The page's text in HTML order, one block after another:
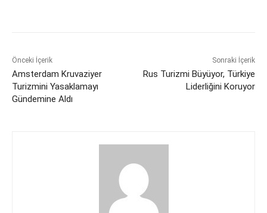
Önceki İçerik
Amsterdam Kruvaziyer
Turizmini Yasaklamayı
Gündemine Aldı
Sonraki İçerik
Rus Turizmi Büyüyor, Türkiye
Liderliğini Koruyor